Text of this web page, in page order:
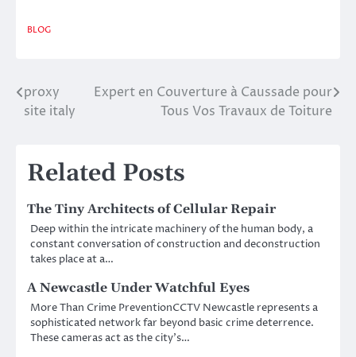
BLOG
Post
navigation
proxy
site italy
Expert en Couverture à Caussade pour
Tous Vos Travaux de Toiture
Related Posts
The Tiny Architects of Cellular Repair
Deep within the intricate machinery of the human body, a
constant conversation of construction and deconstruction
takes place at a…
A Newcastle Under Watchful Eyes
More Than Crime PreventionCCTV Newcastle represents a
sophisticated network far beyond basic crime deterrence.
These cameras act as the city’s…